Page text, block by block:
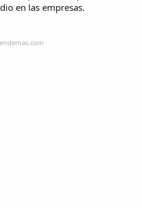
en las empresas.